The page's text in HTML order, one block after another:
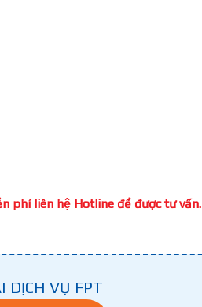
phí liên hệ Hotline để được tư vấn.
DỊCH VỤ FPT